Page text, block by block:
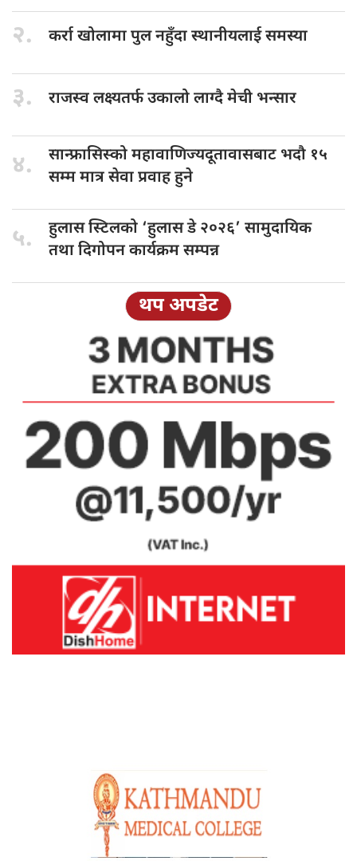
२. कर्रा खोलामापुल नहुँदा स्थानीयलाई समस्या
३. राजस्व लक्ष्यतर्फउकालो लाग्दै मेची भन्सार
४. सान्फ्रासिस्को महावाणिज्यदूतावासबाट भदौ १५
सम्म मात्र सेवा प्रवाह हुने
५. हुलास स्टिलको ‘हुलास डे २०२६’ सामुदायिक
तथा दिगोपन कार्यक्रम सम्पन्न
थप अपडेट